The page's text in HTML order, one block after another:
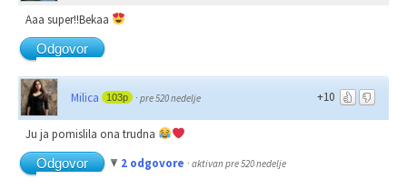
Aaa super!!Bekaa
Odgovor
+10
Milica 103p · pre 520 nedelje
Ju ja pomislila ona trudna
Odgovor
2 odgovore · aktivan pre 520 nedelje